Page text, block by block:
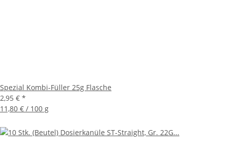
Spezial Kombi-Füller 25g Flasche
2,95 € *
11,80 € / 100 g